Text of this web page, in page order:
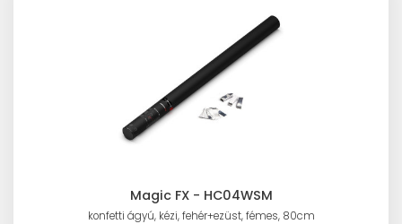
Magic FX - HC04WSM
konfetti ágyú, kézi, fehér+ezüst, fémes, 80cm